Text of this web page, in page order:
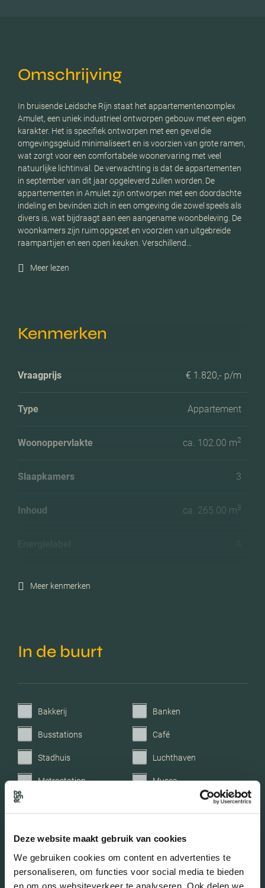
Deze website maakt gebruik van cookies
We gebruiken cookies om content en advertenties te
personaliseren, om functies voor social media te bieden
en om ons websiteverkeer te analyseren. Ook delen we
Omschrijving
In bruisende Leidsche Rijn staat het appartementencomplex
Amulet, een uniek industrieel ontworpen gebouw met een eigen
karakter. Het is specifiek ontworpen met een gevel die
omgevingsgeluid minimaliseert en is voorzien van grote ramen,
wat zorgt voor een comfortabele woonervaring met veel
natuurlijke lichtinval. De verwachting is dat de appartementen
in september van dit jaar opgeleverd zullen worden. De
appartementen in Amulet zijn ontworpen met een doordachte
indeling en bevinden zich in een omgeving die zowel speels als
divers is, wat bijdraagt aan een aangename woonbeleving. De
woonkamers zijn ruim opgezet en voorzien van uitgebreide
raampartijen en een open keuken. Verschillend…
Meer lezen
Kenmerken
Vraagprijs € 1.820,- p/m
Type Appartement
Woonoppervlakte ca. 102.00 m2
Slaapkamers 3
Inhoud ca. 265.00 m3
Meer kenmerken
In de buurt
Bakkerij Banken
Busstations Café
Stadhuis Luchthaven
Metrostation Musea
Tankstations Taxistandplaats